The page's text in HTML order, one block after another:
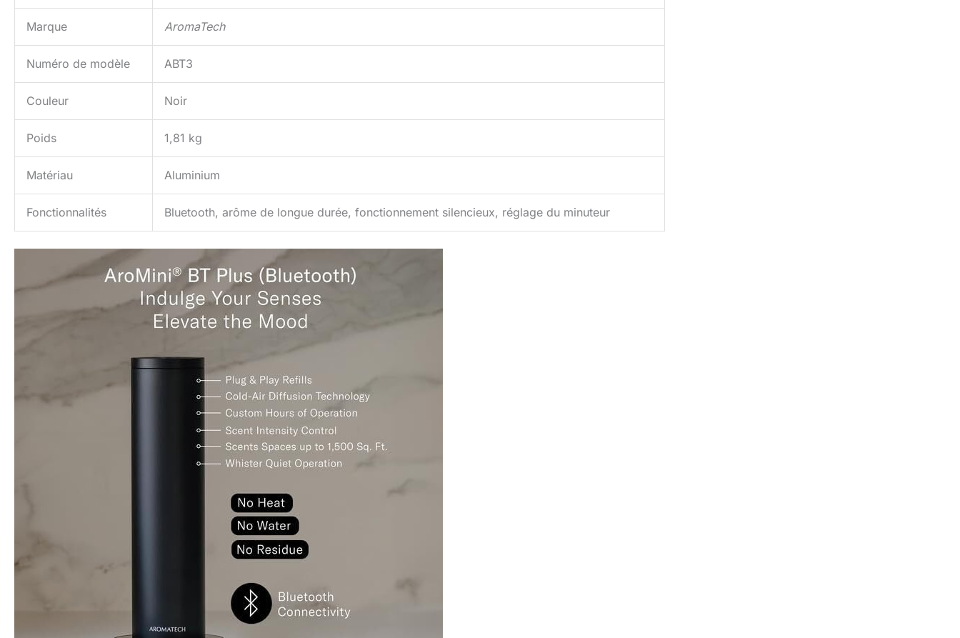
Marque AromaTech
Numéro de modèle ABT3
Couleur Noir
Poids 1,81 kg
Matériau Aluminium
Fonctionnalités Bluetooth, arôme de longue durée, fonctionnement silencieux, réglage du minuteur